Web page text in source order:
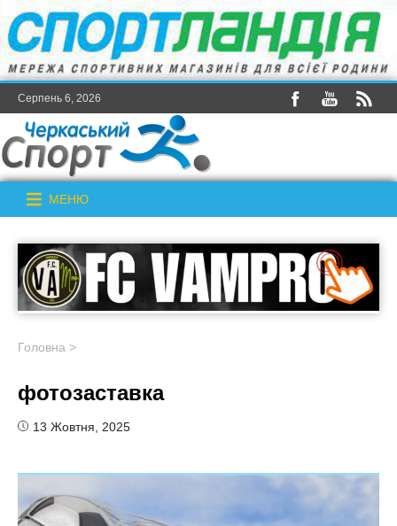
Серпень 6, 2026
МЕНЮ
Головна >
фотозаставка
13 Жовтня, 2025